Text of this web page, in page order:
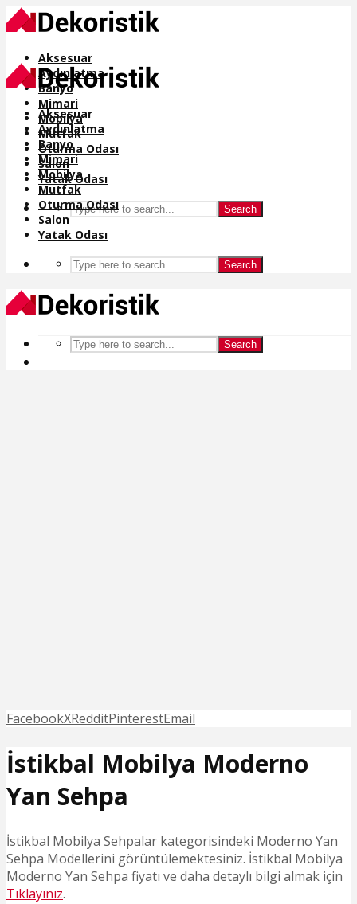
Aksesuar
Aydınlatma
Banyo
Mimari
Mobilya
Mutfak
Oturma Odası
Salon
Yatak Odası
Search
Aksesuar
Aydınlatma
Banyo
Mimari
Mobilya
Mutfak
Oturma Odası
Salon
Yatak Odası
Search
Search
FacebookXRedditPinterestEmail
İstikbal Mobilya Moderno
Yan Sehpa
İstikbal Mobilya Sehpalar kategorisindeki Moderno Yan
Sehpa Modellerini görüntülemektesiniz. İstikbal Mobilya
Moderno Yan Sehpa fiyatı ve daha detaylı bilgi almak için
Tıklayınız.